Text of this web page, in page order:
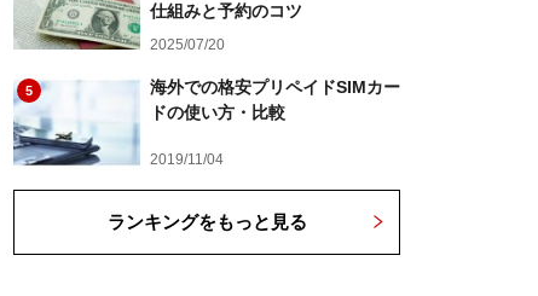
仕組みと予約のコツ
2025/07/20
5
海外での格安プリペイドSIMカー
ドの使い方・比較
2019/11/04
ランキングをもっと見る